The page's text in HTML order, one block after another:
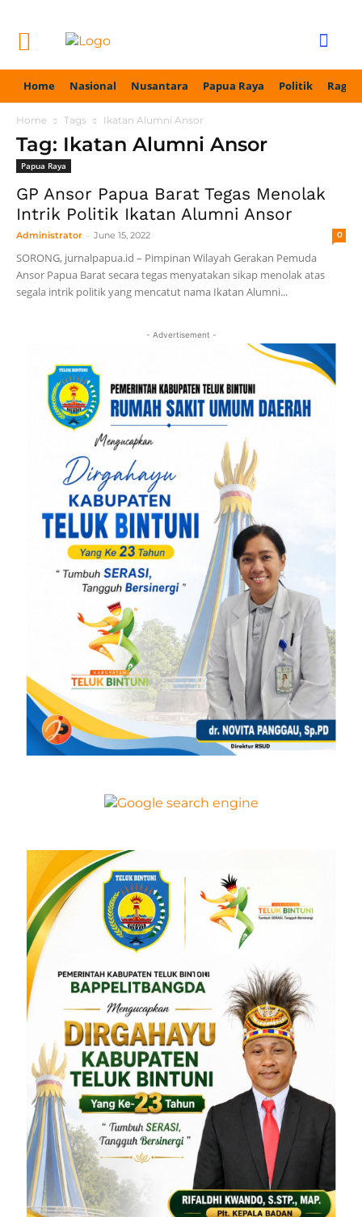
Home Nasional Nusantara Papua Raya Politik
Home Tags Ikatan Alumni Ansor
Tag: Ikatan Alumni Ansor
Papua Raya
GP Ansor Papua Barat Tegas Menolak
Intrik Politik Ikatan Alumni Ansor
Administrator - June 15, 2022 0
SORONG, jurnalpapua.id – Pimpinan Wilayah Gerakan Pemuda
Ansor Papua Barat secara tegas menyatakan sikap menolak atas
segala intrik politik yang mencatut nama Ikatan Alumni...
- Advertisement -